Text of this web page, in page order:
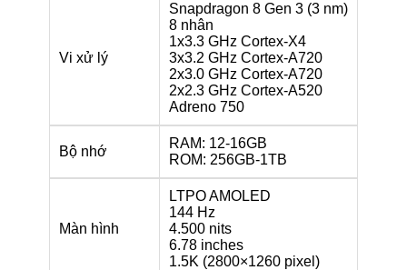
Vi xử lý
Snapdragon 8 Gen 3 (3 nm)
8 nhân
1x3.3 GHz Cortex-X4
3x3.2 GHz Cortex-A720
2x3.0 GHz Cortex-A720
2x2.3 GHz Cortex-A520
Adreno 750
Bộ nhớ
RAM: 12-16GB
ROM: 256GB-1TB
Màn hình
LTPO AMOLED
144 Hz
4.500 nits
6.78 inches
1.5K (2800×1260 pixel)